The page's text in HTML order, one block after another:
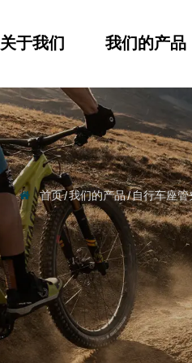
关于我们 我们的产品
首页/我们的产品/自行车座管